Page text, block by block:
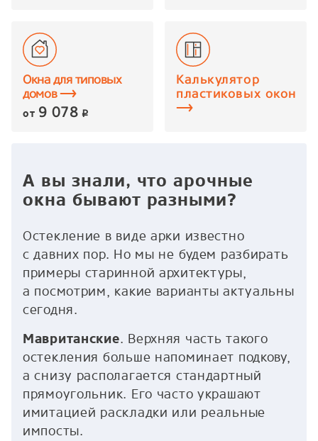
Окна для типовых
домов
от 9 078 p
Калькулятор
пластиковых окон
А вы знали, что арочные
окна бывают разными?
Остекление в виде арки известно
с давних пор. Но мы не будем разбирать
примеры старинной архитектуры,
а посмотрим, какие варианты актуальны
сегодня.
Мавританские. Верхняя часть такого
остекления больше напоминает подкову,
а снизу располагается стандартный
прямоугольник. Его часто украшают
имитацией раскладки или реальные
импосты.